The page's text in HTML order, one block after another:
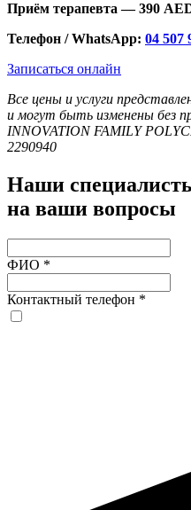
Приём терапевта — 390
Телефон / WhatsApp: 04 507
Записаться онлайн
Все цены и услуги
и могут быть изменены без
INNOVATION FAMILY
2290940
Наши
на ваши вопросы
ФИО *
Контактный телефон *